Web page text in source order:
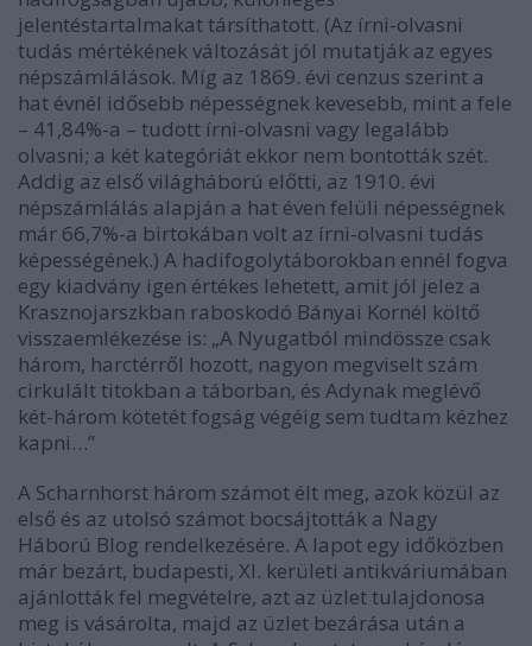
jelentéstartalmakat társíthatott. (Az írni-olvasni
tudás mértékének változását jól mutatják az egyes
népszámlálások. Míg az 1869. évi cenzus szerint a
hat évnél idősebb népességnek kevesebb, mint a fele
– 41,84%-a – tudott írni-olvasni vagy legalább
olvasni; a két kategóriát ekkor nem bontották szét.
Addig az első világháború előtti, az 1910. évi
népszámlálás alapján a hat éven felüli népességnek
már 66,7%-a birtokában volt az írni-olvasni tudás
képességének.) A hadifogolytáborokban ennél fogva
egy kiadvány igen értékes lehetett, amit jól jelez a
Krasznojarszkban raboskodó Bányai Kornél költő
visszaemlékezése is: „A Nyugatból mindössze csak
három, harctérről hozott, nagyon megviselt szám
cirkulált titokban a táborban, és Adynak meglévő
két-három kötetét fogság végéig sem tudtam kézhez
kapni…”
A Scharnhorst három számot élt meg, azok közül az
első és az utolsó számot bocsájtották a Nagy
Háború Blog rendelkezésére. A lapot egy időközben
már bezárt, budapesti, XI. kerületi antikváriumában
ajánlották fel megvételre, azt az üzlet tulajdonosa
meg is vásárolta, majd az üzlet bezárása után a